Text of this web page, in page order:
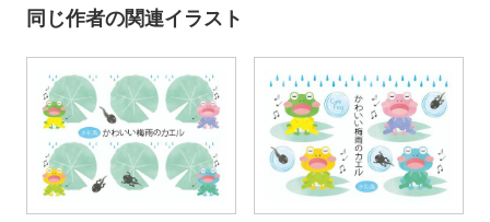
同じ作者の関連イラスト